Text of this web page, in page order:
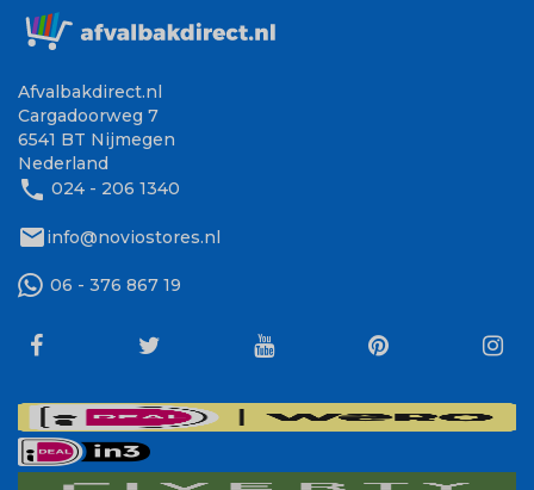
Afvalbakdirect.nl
Cargadoorweg 7
6541 BT Nijmegen
Nederland
phone 024 - 206 1340
mailinfo@noviostores.nl
06 - 376 867 19